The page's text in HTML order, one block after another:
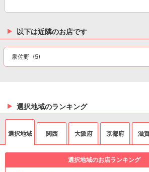
以下は近隣のお店です
泉佐野 (5)
選択地域のランキング
選択地域 関西 大阪府 京都府 滋
選択地域のお店ランキング